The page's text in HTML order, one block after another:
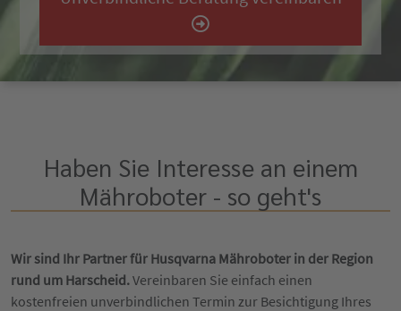
Haben Sie Interesse an einem
Mähroboter - so geht's
Wir sind Ihr Partner für Husqvarna Mähroboter in der Region
rund um Harscheid.Vereinbaren Sie einfach einen
kostenfreien unverbindlichen Termin zur Besichtigung Ihres